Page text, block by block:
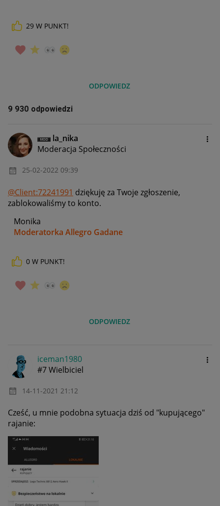
29 W PUNKT!
ODPOWIEDZ
9 930 odpowiedzi
la_nika
Moderacja Społeczności
‎25-02-2022 09:39
@Client:72241991 dziękuję za Twoje zgłoszenie,
zablokowaliśmy to konto.
Monika
Moderatorka Allegro Gadane
0 W PUNKT!
ODPOWIEDZ
iceman1980
#7 Wielbiciel
‎14-11-2021 21:12
Cześć, u mnie podobna sytuacja dziś od "kupującego"
rajanie: